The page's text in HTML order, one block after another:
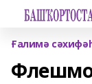
Ғалимә